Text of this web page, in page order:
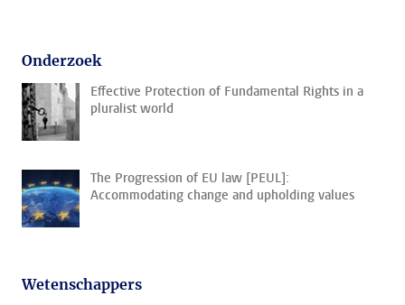
Onderzoek
Effective Protection of Fundamental Rights in a
pluralist world
The Progression of EU law [PEUL]:
Accommodating change and upholding values
Wetenschappers